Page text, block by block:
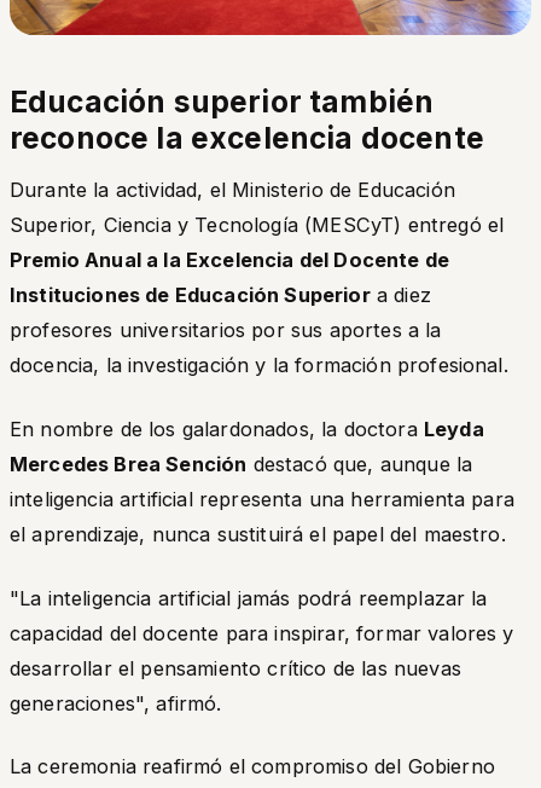
Educación superior también
reconoce la excelencia docente
Durante la actividad, el Ministerio de Educación
Superior, Ciencia y Tecnología (MESCyT) entregó el
Premio Anual a la Excelencia del Docente de
Instituciones de Educación Superiora diez
profesores universitarios por sus aportes a la
docencia, la investigación y la formación profesional.
En nombre de los galardonados, la doctora Leyda
Mercedes Brea Sención destacó que, aunque la
inteligencia artificial representa una herramienta para
el aprendizaje, nunca sustituirá el papel del maestro.
"La inteligencia artificial jamás podrá reemplazar la
capacidad del docente para inspirar, formar valores y
desarrollar el pensamiento crítico de las nuevas
generaciones", afirmó.
La ceremonia reafirmó el compromiso del Gobierno